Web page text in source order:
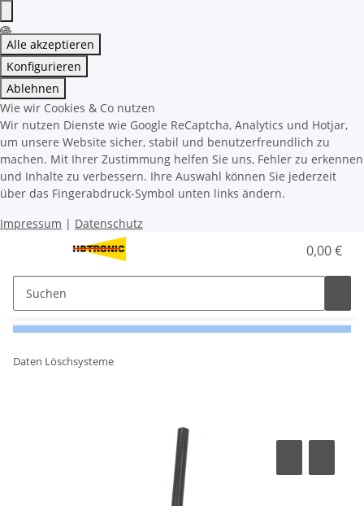
Alle akzeptieren
Konfigurieren
Ablehnen
Wie wir Cookies & Co nutzen
Wir nutzen Dienste wie Google ReCaptcha, Analytics und Hotjar,
um unsere Website sicher, stabil und benutzerfreundlich zu
machen. Mit Ihrer Zustimmung helfen Sie uns, Fehler zu erkennen
und Inhalte zu verbessern. Ihre Auswahl können Sie jederzeit
über das Fingerabdruck-Symbol unten links ändern.
Impressum | Datenschutz
0,00 €
Daten Löschsysteme